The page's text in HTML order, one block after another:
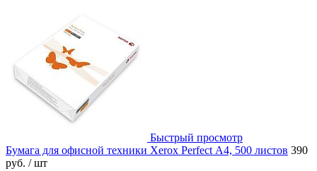
Быстрый просмотр
Бумага для офисной техники Xerox Perfect А4, 500 листов 390
руб. / шт